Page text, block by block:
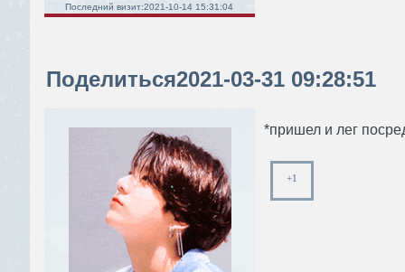
Последний визит:2021-10-14 15:31:04
Поделиться2021-03-31 09:28:51
*пришел и лег
+1